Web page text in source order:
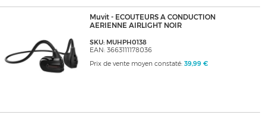
Muvit - ECOUTEURS A CONDUCTION
AERIENNE AIRLIGHT NOIR
SKU: MUHPH0138
EAN: 3663111178036
Prix de vente moyen constaté: 39,99 €